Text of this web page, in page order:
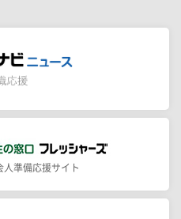
人準備応援サイト